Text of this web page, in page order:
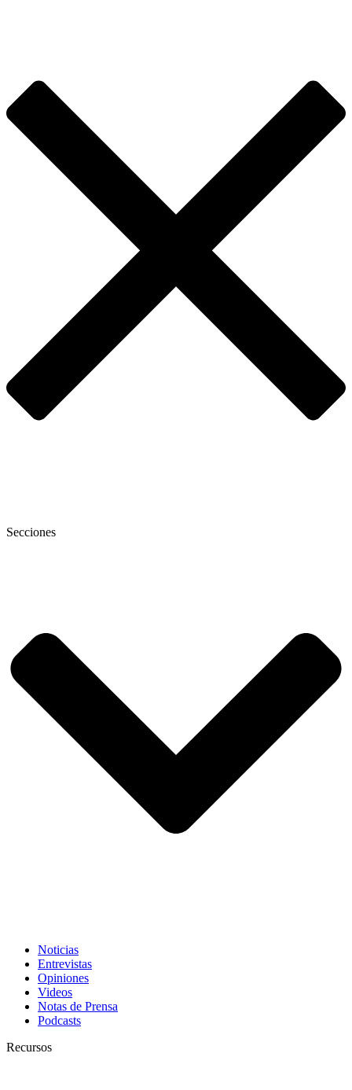
Secciones
Noticias
Entrevistas
Opiniones
Videos
Notas de Prensa
Podcasts
Recursos